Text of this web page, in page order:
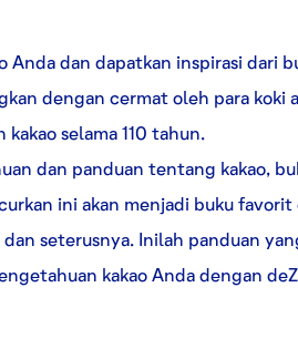
Anda dan dapatkan inspirasi dari
dengan cermat oleh para koki
selama 110 tahun.
dan panduan tentang kakao,
ini akan menjadi buku favorit
seterusnya. Inilah panduan
kakao Anda dengan